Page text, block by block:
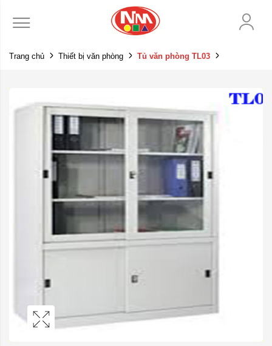
Trang chủ Thiết bị văn phòng Tủ văn phòng TL03